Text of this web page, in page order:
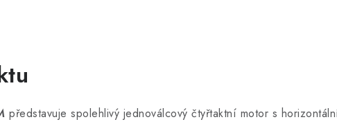
představuje spolehlivý jednoválcový čtyřtaktní motor s